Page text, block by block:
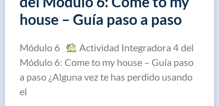
house – Guía paso a paso
Módulo 6
Actividad Integradora 4 del
Módulo 6: Come to my house – Guía paso
a paso ¿Alguna vez te has perdido usando
el